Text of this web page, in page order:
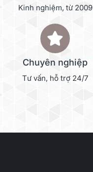
Kinh nghiệm, từ 2009
Chuyên nghiệp
Tư vấn, hỗ trợ 24/7